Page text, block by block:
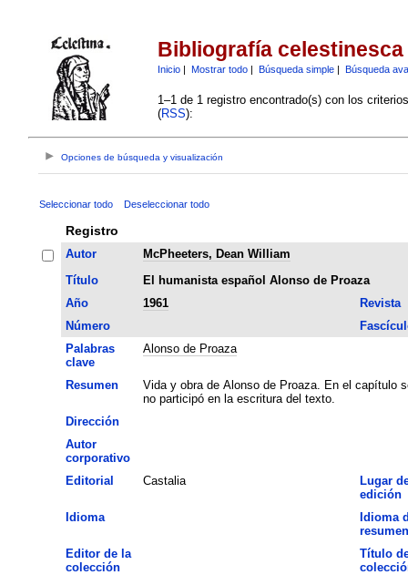
Bibliografía celestinesca
Inicio| Mostrar todo| Búsqueda simple| Búsqueda
1–1 de 1 registro encontrado(s) con los
(RSS):
Opciones de búsqueda y visualización
Seleccionar todo Deseleccionar todo
Registro
Autor
McPheeters, Dean William
Título
El humanista español Alonso de Proaza
Año
1961
Revista
Número
Palabras
clave
Alonso de Proaza
Resumen
Vida y obra de Alonso de Proaza. En el capítulo
no participó en la escritura del texto.
Dirección
Autor
corporativo
Editorial
Castalia
Lugar
edición
Idioma
Idioma
resumen
Editor de la
colección
Título